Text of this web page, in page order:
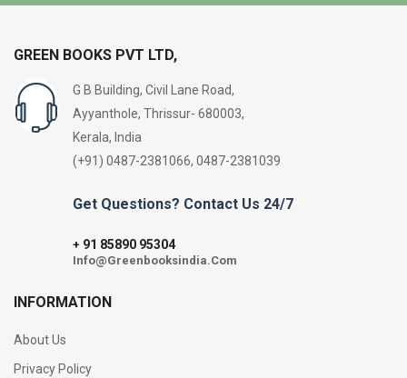
GREEN BOOKS PVT LTD,
G B Building, Civil Lane Road,
Ayyanthole, Thrissur- 680003,
Kerala, India
(+91) 0487-2381066, 0487-2381039
Get Questions? Contact Us 24/7
+ 91 85890 95304
Info@Greenbooksindia.Com
INFORMATION
About Us
Privacy Policy